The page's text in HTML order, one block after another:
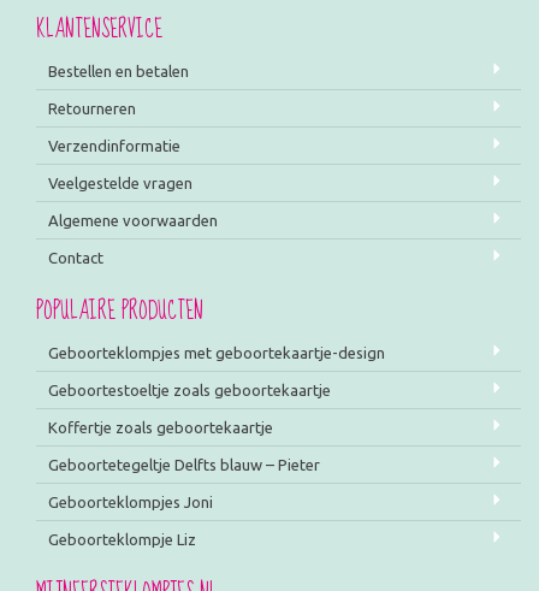
KLANTENSERVICE
Bestellen en betalen
Retourneren
Verzendinformatie
Veelgestelde vragen
Algemene voorwaarden
Contact
POPULAIRE PRODUCTEN
Geboorteklompjes met geboortekaartje-design
Geboortestoeltje zoals geboortekaartje
Koffertje zoals geboortekaartje
Geboortetegeltje Delfts blauw – Pieter
Geboorteklompjes Joni
Geboorteklompje Liz